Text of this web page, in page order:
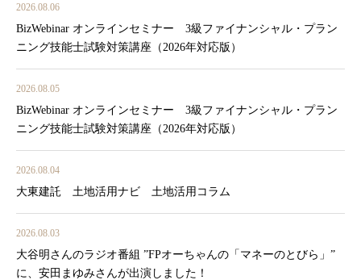
2026.08.06
BizWebinar オンラインセミナー 3級ファイナンシャル・プラン
ニング技能士試験対策講座（2026年対応版）
2026.08.05
BizWebinar オンラインセミナー 3級ファイナンシャル・プラン
ニング技能士試験対策講座（2026年対応版）
2026.08.04
大東建託 土地活用ナビ 土地活用コラム
2026.08.03
大谷明さんのラジオ番組 ”FPオーちゃんの「マネーのとびら」”
に、安田まゆみさんが出演しました！